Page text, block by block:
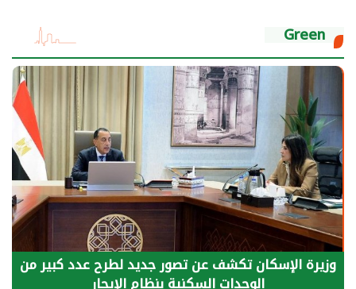
Green
وزيرة الإسكان تكشف عن تصور جديد لطرح عدد كبير من
الوحدات السكنية بنظام الإيجار